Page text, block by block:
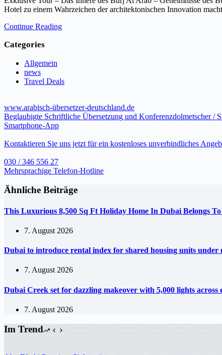
Hotel zu einem Wahrzeichen der architektonischen Innovation
Continue Reading
Categories
Allgemein
news
Travel Deals
www.arabisch-übersetzer-deutschland.de
Beglaubigte Schriftliche Übersetzung und Konferenzdolmetscher
Smartphone-App
Kontaktieren Sie uns jetzt für ein kostenloses unverbindliches
030 / 346 556 27
Mehrsprachige Telefon-Hotline
Ähnliche Beiträge
This Luxurious 8,500 Sq Ft Holiday Home In Dubai Belongs
7. August 2026
Dubai to introduce rental index for shared housing units under
7. August 2026
Dubai Creek set for dazzling makeover with 5,000 lights across
7. August 2026
Im Trend